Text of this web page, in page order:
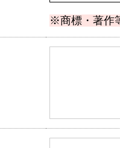
※商標・著作